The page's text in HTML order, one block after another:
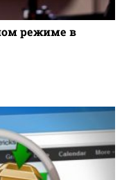
режиме в